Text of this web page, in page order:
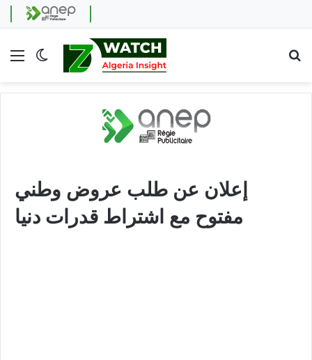
Menu Switch skin
إعلان عن طلب عروض وطني
مفتوح مع اشتراط قدرات دنيا